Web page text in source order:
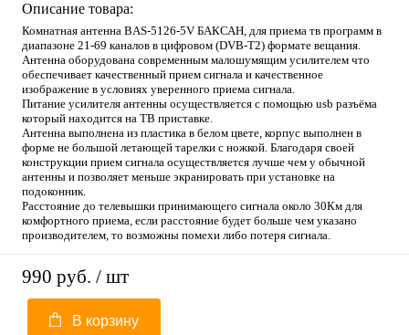
Описание товара:
Комнатная антенна BAS-5126-5V БАКСАН, для приема тв программ в
диапазоне 21-69 каналов в цифровом (DVB-T2) формате вещания.
Антенна оборудована современным малошумящим усилителем что
обеспечивает качественный прием сигнала и качественное
изображение в условиях уверенного приема сигнала.
Питание усилителя антенны осуществляется с помощью usb разъёма
который находится на ТВ приставке.
Антенна выполнена из пластика в белом цвете, корпус выполнен в
форме не большой летающей тарелки с ножкой. Благодаря своей
конструкции прием сигнала осуществляется лучше чем у обычной
антенны и позволяет меньше экранировать при установке на
подоконник.
Расстояние до телевышки принимающего сигнала около 30Км для
комфортного приема, если расстояние будет больше чем указано
производителем, то возможны помехи либо потеря сигнала.
990 руб. / шт
В корзину